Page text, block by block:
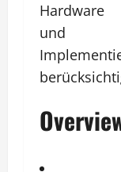
Hardware